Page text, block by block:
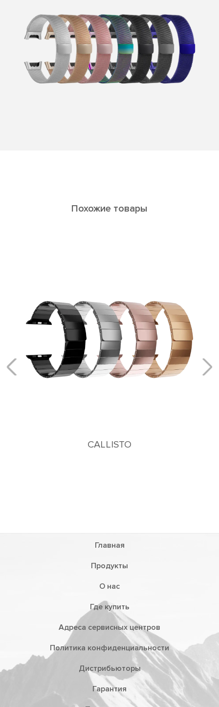
Похожие товары
CALLISTO
Главная
Продукты
О нас
Где купить
Адреса сервисных центров
Политика конфиденциальности
Дистрибьюторы
Гарантия